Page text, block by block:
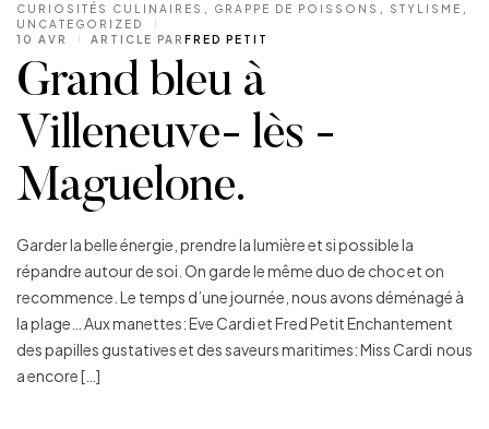
CURIOSITÉS CULINAIRES GRAPPE DE POISSONS STYLISME
UNCATEGORIZED
10 AVR
ARTICLE PAR FRED PETIT
Grand bleu à
Villeneuve- lès -
Maguelone.
Garder la belle énergie, prendre la lumière et si possible la
répandre autour de soi. On garde le même duo de choc et on
recommence. Le temps d’une journée, nous avons déménagé à
la plage… Aux manettes: Eve Cardi et Fred Petit Enchantement
des papilles gustatives et des saveurs maritimes: Miss Cardi nous
a encore […]